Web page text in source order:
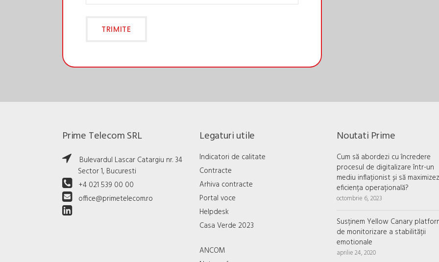
Prime Telecom SRL
Bulevardul Lascar Catargiu nr. 34
Sector 1, Bucuresti
+4 021 539 00 00
office@primetelecom.ro
Legaturi utile
Indicatori de calitate
Contracte
Arhiva contracte
Portal voce
Helpdesk
Casa Verde 2023
ANCOM
Noutati Prime
Cum să abordezi cu încredere
procesul de digitalizare într-un
mediu inflaționist și să
eficiența operațională?
octombrie 6, 2023
Susținem Yellow Canary
de monitorizare a stabilității
emotionale
aprilie 24, 2020